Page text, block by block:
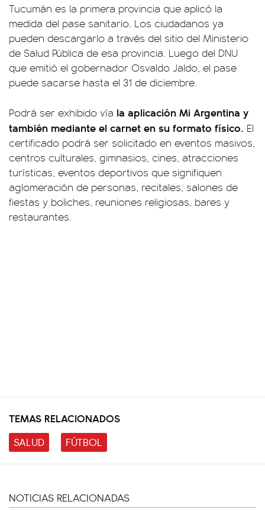
Tucumán es la primera provincia que aplicó la
medida del pase sanitario. Los ciudadanos ya
pueden descargarlo a través del sitio del Ministerio
de Salud Pública de esa provincia. Luego del DNU
que emitió el gobernador Osvaldo Jaldo, el pase
puede sacarse hasta el 31 de diciembre.
Podrá ser exhibido vía la aplicación Mi Argentina y
también mediante el carnet en su formato físico. El
certificado podrá ser solicitado en eventos masivos,
centros culturales, gimnasios, cines, atracciones
turísticas, eventos deportivos que signifiquen
aglomeración de personas, recitales, salones de
fiestas y boliches, reuniones religiosas, bares y
restaurantes.
TEMAS RELACIONADOS
SALUD
FÚTBOL
NOTICIAS RELACIONADAS